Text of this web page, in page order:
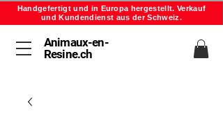
Animaux-en-
Resine.ch
Handgefertigt und in Europa hergestellt. Verkauf
und Kundendienst aus der Schweiz.